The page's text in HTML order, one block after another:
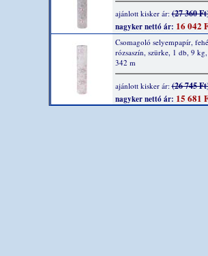
ajánlott kisker ár:(27 360
nagyker nettó ár: 16 042
Csomagoló selyempapír,
rózsaszín, szürke, 1 db, 9
342 m
ajánlott kisker ár:(26 745
nagyker nettó ár: 15 681